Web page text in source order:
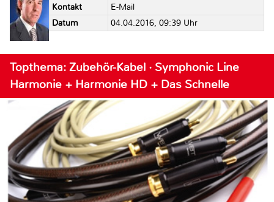
Kontakt
E-Mail
Datum
04.04.2016, 09:39 Uhr
Topthema: Zubehör-Kabel · Symphonic Line
Harmonie + Harmonie HD + Das Schnelle